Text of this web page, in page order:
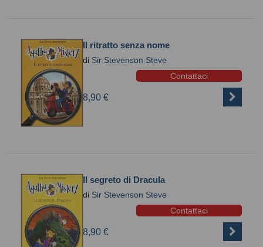
Il ritratto senza nome
di Sir Stevenson Steve
Contattaci
8,90 €
Il segreto di Dracula
di Sir Stevenson Steve
Contattaci
8,90 €